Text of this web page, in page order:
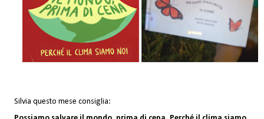
Silvia questo mese consiglia: